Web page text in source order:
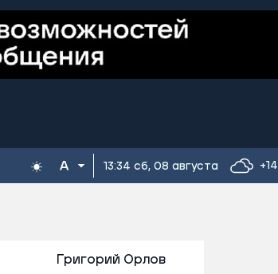
13:34 сб, 08 августа +14
Григорий Орлов